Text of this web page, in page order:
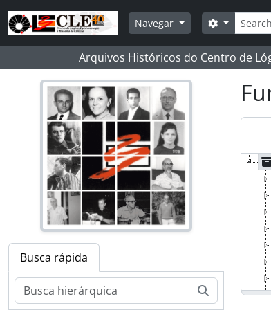
Skip to main content
Navegar
Buscar
Opções de
Arquivos Históricos do Centro de
Busca rápida
Buscar